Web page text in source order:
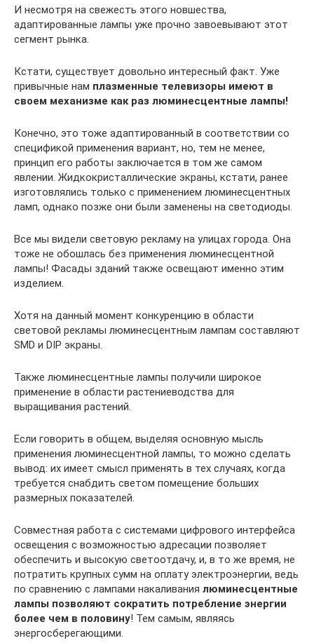
И несмотря на свежесть этого новшества,
адаптированные лампы уже прочно завоевывают этот
сегмент рынка.
Кстати, существует довольно интересный факт. Уже
привычные нам плазменные телевизоры имеют в
своем механизме как раз люминесцентные лампы!
Конечно, это тоже адаптированный в соответствии со
спецификой применения вариант, но, тем не менее,
принцип его работы заключается в том же самом
явлении. Жидкокристаллические экраны, кстати, ранее
изготовлялись только с применением люминесцентных
ламп, однако позже они были заменены на светодиоды.
Все мы видели световую рекламу на улицах города. Она
тоже не обошлась без применения люминесцентной
лампы! Фасады зданий также освещают именно этим
изделием.
Хотя на данный момент конкуренцию в области
световой рекламы люминесцентным лампам составляют
SMD и DIP экраны.
Также люминесцентные лампы получили широкое
применение в области растениеводства для
выращивания растений.
Если говорить в общем, выделяя основную мысль
применения люминесцентной лампы, то можно сделать
вывод: их имеет смысл применять в тех случаях, когда
требуется снабдить светом помещение больших
размерных показателей.
Совместная работа с системами цифрового интерфейса
освещения с возможностью адресации позволяет
обеспечить и высокую светоотдачу, и, в то же время, не
потратить крупных сумм на оплату электроэнергии, ведь
по сравнению с лампами накаливания люминесцентные
лампы позволяют сократить потребление энергии
более чем в половину! Тем самым, являясь
энергосберегающими.